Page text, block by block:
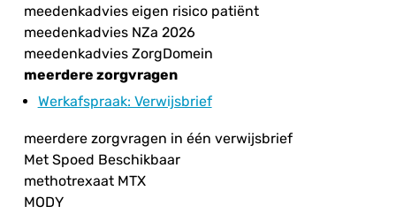
meedenkadvies eigen risico patiënt
meedenkadvies NZa 2026
meedenkadvies ZorgDomein
meerdere zorgvragen
Werkafspraak: Verwijsbrief
meerdere zorgvragen in één verwijsbrief
Met Spoed Beschikbaar
methotrexaat MTX
MODY